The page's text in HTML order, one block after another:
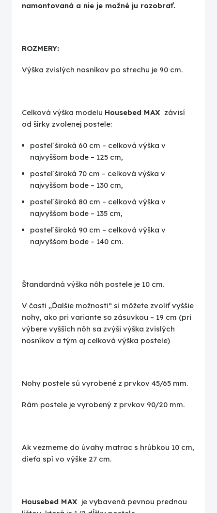
namontovaná a nie je možné ju rozobrať.
ROZMERY:
Výška zvislých nosníkov po strechu je 90 cm.
Celková výška modelu Housebed MAX závisí
od šírky zvolenej postele:
posteľ široká 60 cm – celková výška v
najvyššom bode – 125 cm,
posteľ široká 70 cm – celková výška v
najvyššom bode – 130 cm,
posteľ široká 80 cm – celková výška v
najvyššom bode – 135 cm,
posteľ široká 90 cm – celková výška v
najvyššom bode – 140 cm.
Štandardná výška nôh postele je 10 cm.
V časti „Ďalšie možnosti“ si môžete zvoliť vyššie
nohy, ako pri variante so zásuvkou – 19 cm (pri
výbere vyšších nôh sa zvýši výška zvislých
nosníkov a tým aj celková výška postele)
Nohy postele sú vyrobené z prvkov 45/65 mm.
Rám postele je vyrobený z prvkov 90/20 mm.
Ak vezmeme do úvahy matrac s hrúbkou 10 cm,
dieťa spí vo výške 27 cm.
Housebed MAX je vybavená pevnou prednou